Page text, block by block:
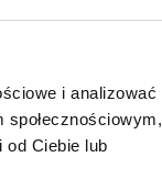
i analizować
od Ciebie lub